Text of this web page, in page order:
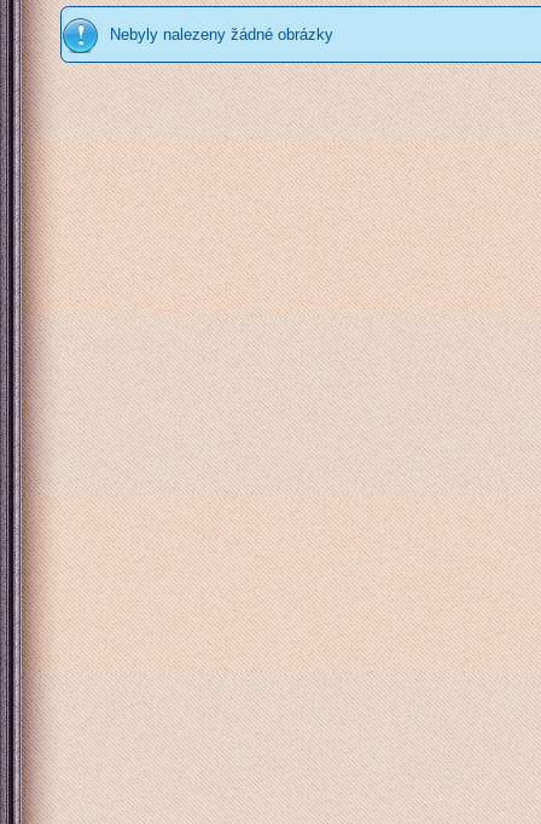
Nebyly nalezeny žádné obrázky